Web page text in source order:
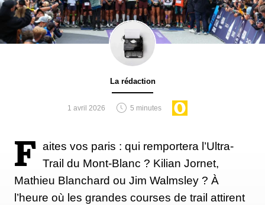
La rédaction
1 avril 2026 5 minutes
F aites vos paris : qui remportera l’Ultra-
Trail du Mont-Blanc ? Kilian Jornet,
Mathieu Blanchard ou Jim Walmsley ? À
l’heure où les grandes courses de trail attirent